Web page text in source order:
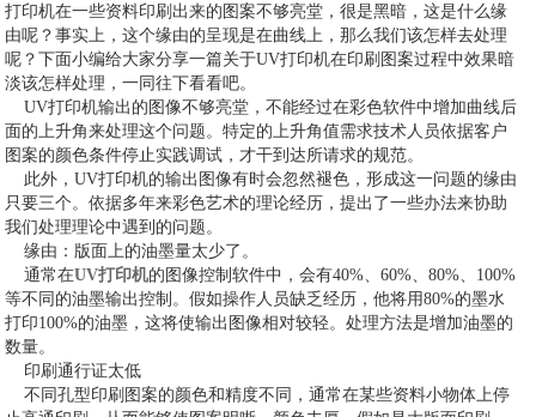
打印机在一些资料印刷出来的图案不够亮堂，很是黑暗，这是什么缘
由呢？事实上，这个缘由的呈现是在曲线上，那么我们该怎样去处理
呢？下面小编给大家分享一篇关于UV打印机在印刷图案过程中效果暗
淡该怎样处理，一同往下看看吧。
UV打印机输出的图像不够亮堂，不能经过在彩色软件中增加曲线后
面的上升角来处理这个问题。特定的上升角值需求技术人员依据客户
图案的颜色条件停止实践调试，才干到达所请求的规范。
此外，UV打印机的输出图像有时会忽然褪色，形成这一问题的缘由
只要三个。依据多年来彩色艺术的理论经历，提出了一些办法来协助
我们处理理论中遇到的问题。
缘由：版面上的油墨量太少了。
通常在UV打印机的图像控制软件中，会有40%、60%、80%、100%
等不同的油墨输出控制。假如操作人员缺乏经历，他将用80%的墨水
打印100%的油墨，这将使输出图像相对较轻。处理方法是增加油墨的
数量。
印刷通行证太低
不同孔型印刷图案的颜色和精度不同，通常在某些资料小物体上停